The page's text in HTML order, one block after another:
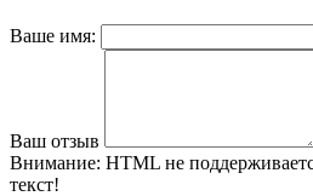
Ваше имя:
Ваш отзыв
Внимание: HTML не
текст!